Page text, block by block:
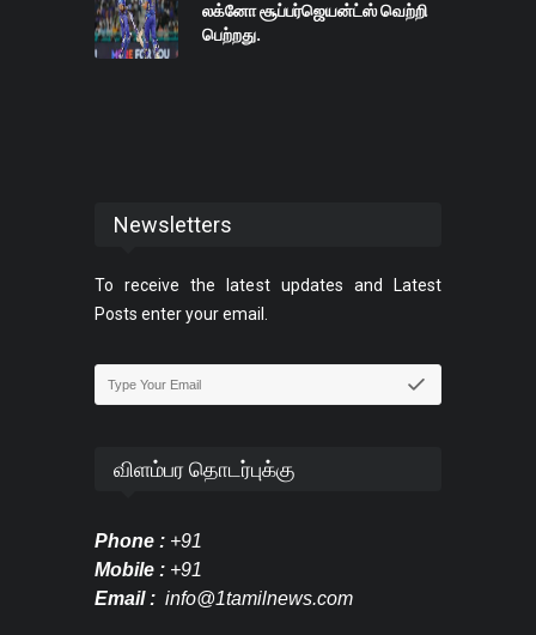
லக்னோ சூப்பர்ஜெயன்ட்ஸ் வெற்றி
பெற்றது.
Newsletters
To receive the latest updates and Latest
Posts enter your email.
விளம்பர தொடர்புக்கு
Phone : +91
Mobile : +91
Email : info@1tamilnews.com